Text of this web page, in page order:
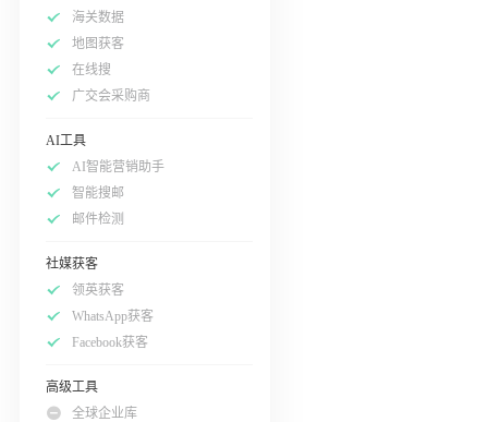
海关数据
地图获客
在线搜
广交会采购商
AI工具
AI智能营销助手
智能搜邮
邮件检测
社媒获客
领英获客
WhatsApp获客
Facebook获客
高级工具
全球企业库